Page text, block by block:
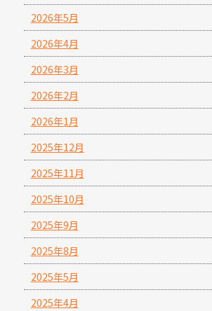
2026年5月
2026年4月
2026年3月
2026年2月
2026年1月
2025年12月
2025年11月
2025年10月
2025年9月
2025年8月
2025年5月
2025年4月